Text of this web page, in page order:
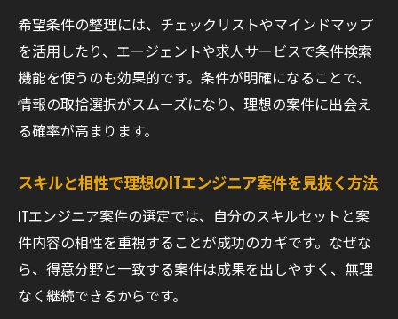
定術
副業経験でスキルアップに繋がる案件の見
分け方
週末や隙間時間にITエンジニア副業を始める方
法
ント
隙間時間を活用したITエンジニア副業の始め
方
本業と両立可能なITエンジニア案件の特徴
エンジニア副業週1や土日のみ案件の探し方
希望条件の整理には、チェックリストやマインドマップ
を活用したり、エージェントや求人サービスで条件検索
機能を使うのも効果的です。条件が明確になることで、
情報の取捨選択がスムーズになり、理想の案件に出会え
る確率が高まります。
スキルと相性で理想のITエンジニア案件を見抜く方法
ITエンジニア案件の選定では、自分のスキルセットと案
件内容の相性を重視することが成功のカギです。なぜな
ら、得意分野と一致する案件は成果を出しやすく、無理
なく継続できるからです。